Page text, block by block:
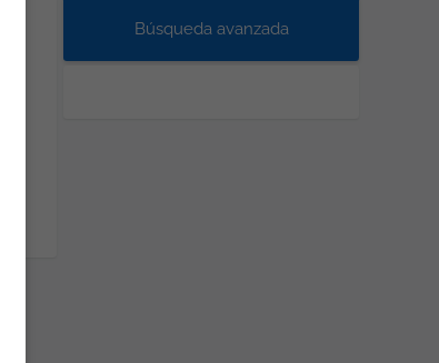
Búsqueda avanzada